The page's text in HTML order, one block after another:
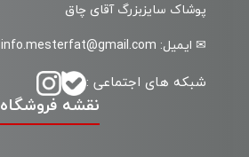
پوشاک سایزبزرگ آقای چاق
✉ ایمیل: info.mesterfat@gmail.com
شبکه های اجتماعی :
نقشه فروشگاه